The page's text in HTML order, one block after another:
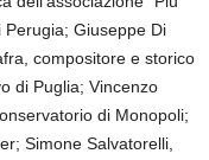
Giuseppe Di
compositore e storico
di Puglia; Vincenzo
di Monopoli;
Simone Salvatorelli,